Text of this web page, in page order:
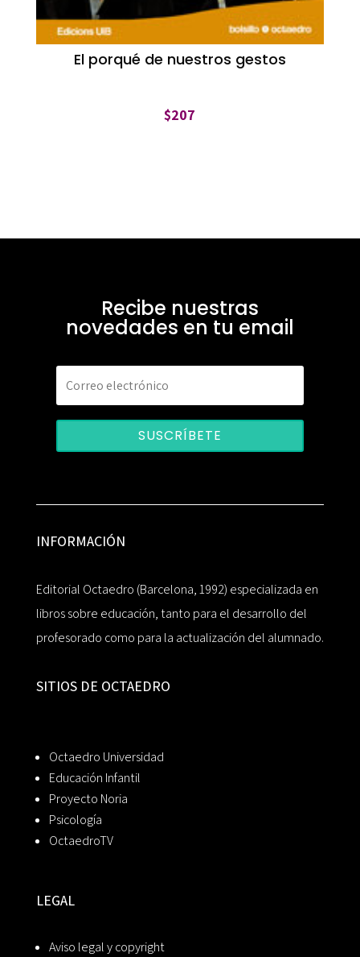
El porqué de nuestros gestos
$207
Recibe nuestras
novedades en tu email
SUSCRÍBETE
INFORMACIÓN
Editorial Octaedro (Barcelona, 1992) especializada en
libros sobre educación, tanto para el desarrollo del
profesorado como para la actualización del alumnado.
SITIOS DE OCTAEDRO
Octaedro Universidad
Educación Infantil
Proyecto Noria
Psicología
OctaedroTV
LEGAL
Aviso legal y copyright